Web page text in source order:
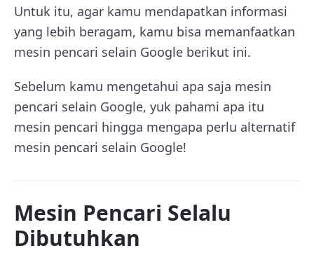
Untuk itu, agar kamu mendapatkan informasi
yang lebih beragam, kamu bisa memanfaatkan
mesin pencari selain Google berikut ini.
Sebelum kamu mengetahui apa saja mesin
pencari selain Google, yuk pahami apa itu
mesin pencari hingga mengapa perlu alternatif
mesin pencari selain Google!
Mesin Pencari Selalu
Dibutuhkan